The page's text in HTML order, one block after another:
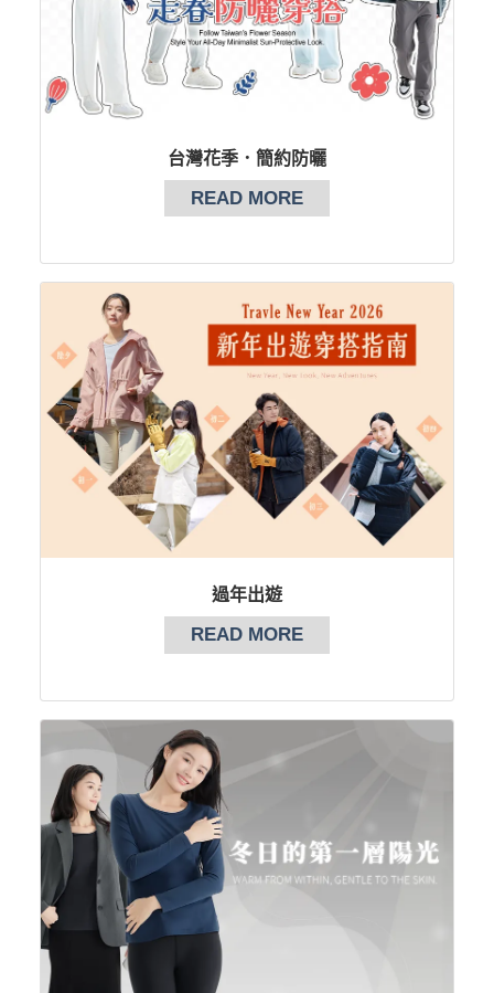
台灣花季．簡約防曬
READ MORE
過年出遊
READ MORE